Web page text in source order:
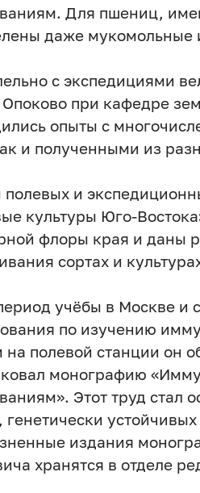
Для пшениц,
даже мукомольные
с экспедициями
Опоково при кафедре
опыты с
и полученными из
полевых и
культуры Юго-
флоры края и даны
сортах и
учёбы в Москве и
по изучению
на полевой станции он
монографию
Этот труд стал
генетически
издания
хранятся в отделе